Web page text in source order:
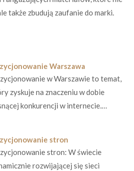
także zbudują zaufanie do marki.
Warszawa
w Warszawie to temat,
zyskuje na znaczeniu w dobie
konkurencji w internecie.…
stron
stron: W świecie
rozwijającej się sieci